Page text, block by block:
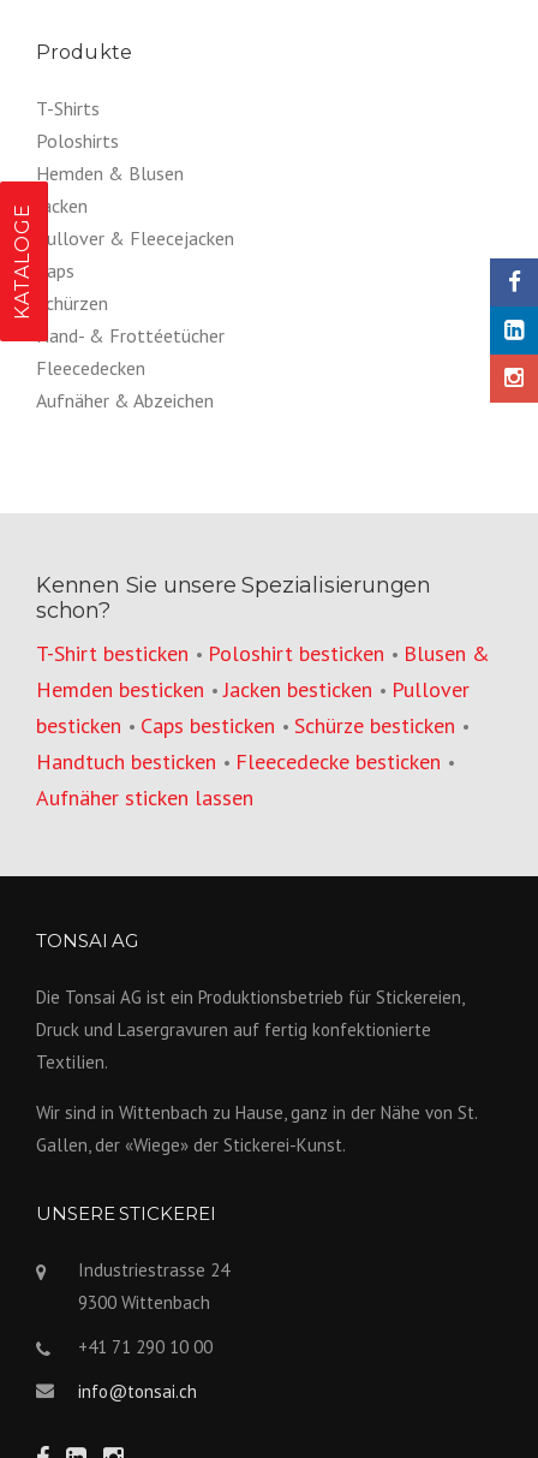
Produkte
T-Shirts
Poloshirts
Hemden & Blusen
Jacken
Pullover & Fleecejacken
Caps
Schürzen
Hand- & Frottéetücher
Fleecedecken
Aufnäher & Abzeichen
KATALOGE
Kennen Sie unsere Spezialisierungen
schon?
T-Shirt besticken • Poloshirt besticken • Blusen &
Hemden besticken •Jacken besticken • Pullover
besticken • Caps besticken • Schürze besticken •
Handtuch besticken • Fleecedecke besticken •
Aufnäher sticken lassen
TONSAI AG
Die Tonsai AG ist ein Produktions­betrieb für Stickereien,
Druck und Lasergravuren auf fertig konfek­tionierte
Textilien.
Wir sind in Wittenbach zu Hause, ganz in der Nähe von St.
Gallen, der «Wiege» der Stickerei-Kunst.
UNSERE STICKEREI
Industriestrasse 24
9300 Wittenbach
+41 71 290 10 00
info@tonsai.ch